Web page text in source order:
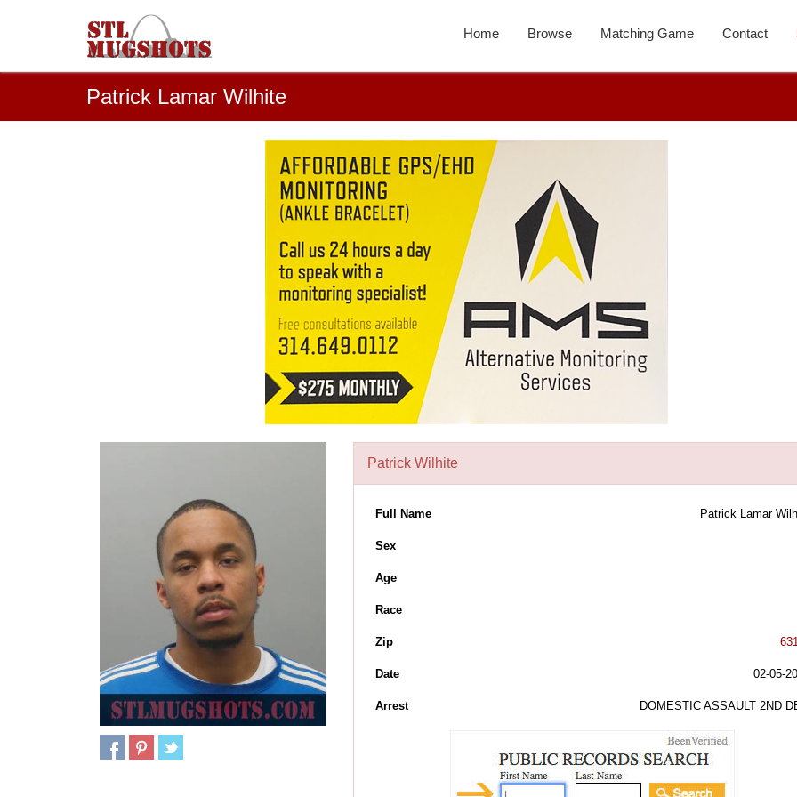
Home Browse Matching Game Contact
Patrick Lamar Wilhite
Patrick Wilhite
Full Name Patrick Lamar
Sex
Age
Race
Zip
Date 02-05-
Arrest DOMESTIC ASSAULT 2ND